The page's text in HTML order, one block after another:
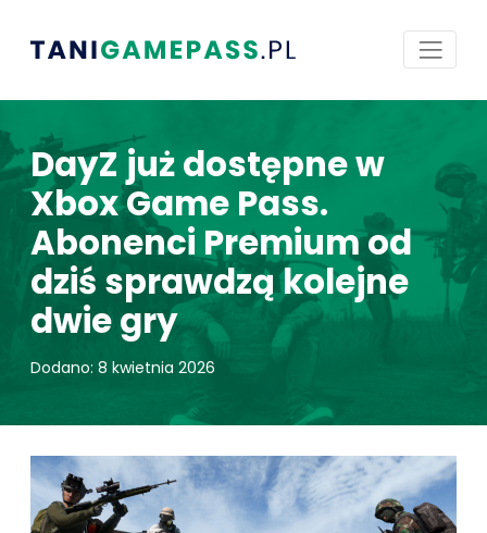
DayZ już dostępne w
Xbox Game Pass.
Abonenci Premium od
dziś sprawdzą kolejne
dwie gry
Dodano: 8 kwietnia 2026